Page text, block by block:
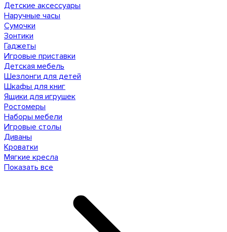
Детские аксессуары
Наручные часы
Сумочки
Зонтики
Гаджеты
Игровые приставки
Детская мебель
Шезлонги для детей
Шкафы для книг
Ящики для игрушек
Ростомеры
Наборы мебели
Игровые столы
Диваны
Кроватки
Мягкие кресла
Показать все